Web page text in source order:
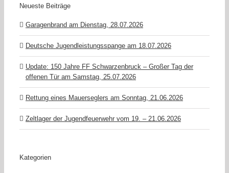
Neueste Beiträge
Garagenbrand am Dienstag, 28.07.2026
Deutsche Jugendleistungsspange am 18.07.2026
Update: 150 Jahre FF Schwarzenbruck – Großer Tag der
offenen Tür am Samstag, 25.07.2026
Rettung eines Mauerseglers am Sonntag, 21.06.2026
Zeltlager der Jugendfeuerwehr vom 19. – 21.06.2026
Kategorien